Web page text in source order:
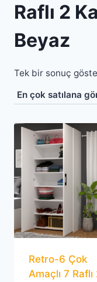
Raflı 2
Beyaz
Tek bir sonuç
Retro-6 Çok
Amaçlı 7 Raflı